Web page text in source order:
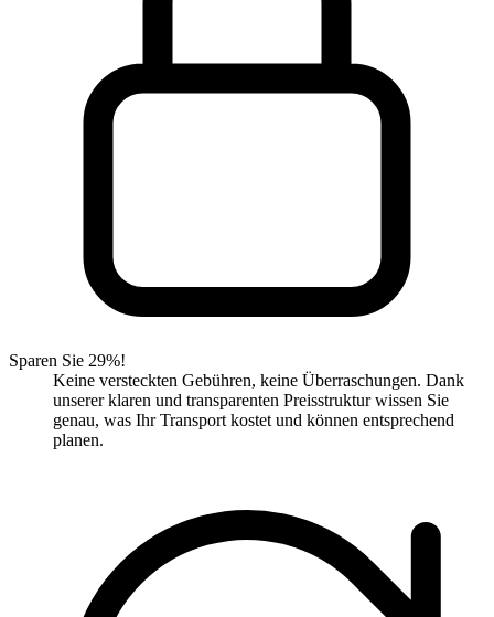
Sparen Sie 29%!
Keine versteckten Gebühren, keine Überraschungen. Dank
unserer klaren und transparenten Preisstruktur wissen Sie
genau, was Ihr Transport kostet und können entsprechend
planen.